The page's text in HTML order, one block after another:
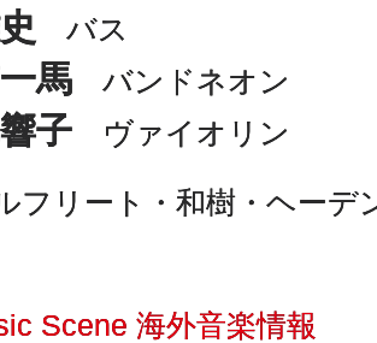
バス
馬 バンドネオン
子 ヴァイオリン
リート・和樹・ヘーデ
Scene 海外音楽情報